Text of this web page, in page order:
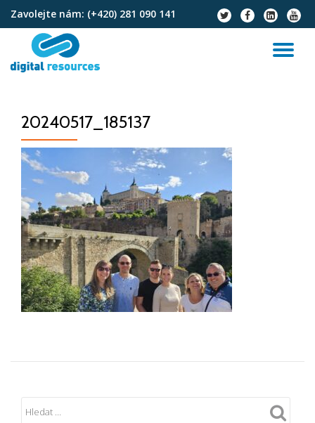
Přeskočit
obsah
Zavolejte nám: (+420) 281 090 141
fa-
twitter
fa-
facebook
fa-
linkedin-
square
fa-
20240517_185137